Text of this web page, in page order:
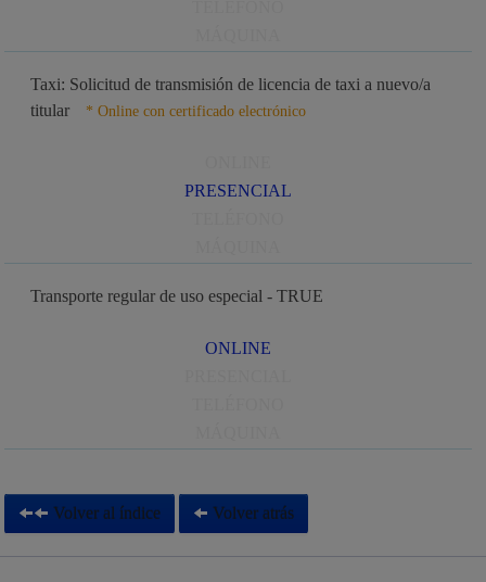
Taxi: Solicitud de transmisión de licencia de taxi a nuevo/a
titular
* Online con certificado electrónico
PRESENCIAL
Transporte regular de uso especial - TRUE
ONLINE
Volver al índice Volver atrás